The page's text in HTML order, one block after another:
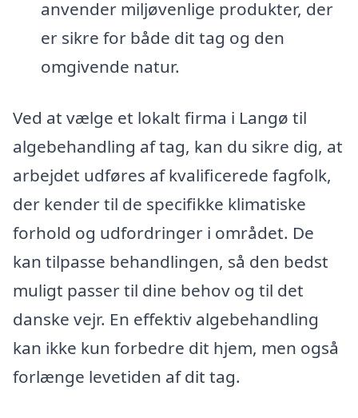
anvender miljøvenlige produkter, der
er sikre for både dit tag og den
omgivende natur.
Ved at vælge et lokalt firma i Langø til
algebehandling af tag, kan du sikre dig, at
arbejdet udføres af kvalificerede fagfolk,
der kender til de specifikke klimatiske
forhold og udfordringer i området. De
kan tilpasse behandlingen, så den bedst
muligt passer til dine behov og til det
danske vejr. En effektiv algebehandling
kan ikke kun forbedre dit hjem, men også
forlænge levetiden af dit tag.